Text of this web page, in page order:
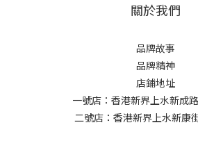
關於我們
品牌故事
品牌精神
店鋪地址
一號店：香港新界上水新成
二號店：香港新界上水新康